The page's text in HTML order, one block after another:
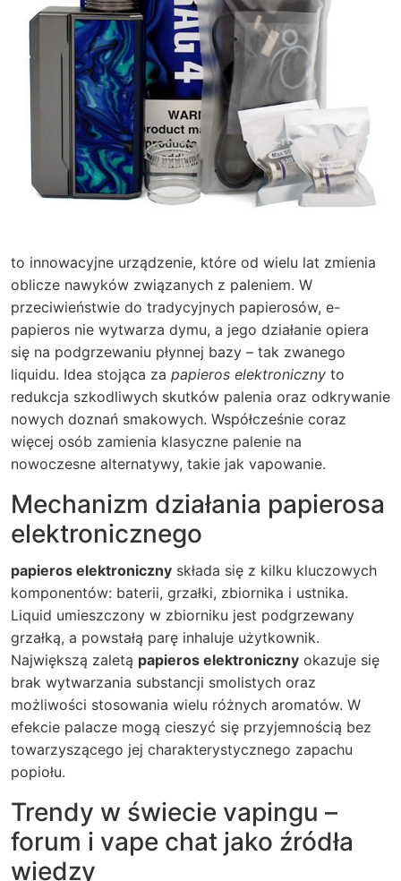
to innowacyjne urządzenie, które od wielu lat zmienia
oblicze nawyków związanych z paleniem. W
przeciwieństwie do tradycyjnych papierosów, e-
papieros nie wytwarza dymu, a jego działanie opiera
się na podgrzewaniu płynnej bazy – tak zwanego
liquidu. Idea stojąca za papieros elektroniczny to
redukcja szkodliwych skutków palenia oraz odkrywanie
nowych doznań smakowych. Współcześnie coraz
więcej osób zamienia klasyczne palenie na
nowoczesne alternatywy, takie jak vapowanie.
Mechanizm działania papierosa
elektronicznego
papieros elektroniczny składa się z kilku kluczowych
komponentów: baterii, grzałki, zbiornika i ustnika.
Liquid umieszczony w zbiorniku jest podgrzewany
grzałką, a powstałą parę inhaluje użytkownik.
Największą zaletą papieros elektroniczny okazuje się
brak wytwarzania substancji smolistych oraz
możliwości stosowania wielu różnych aromatów. W
efekcie palacze mogą cieszyć się przyjemnością bez
towarzyszącego jej charakterystycznego zapachu
popiołu.
Trendy w świecie vapingu –
forum i vape chat jako źródła
wiedzy